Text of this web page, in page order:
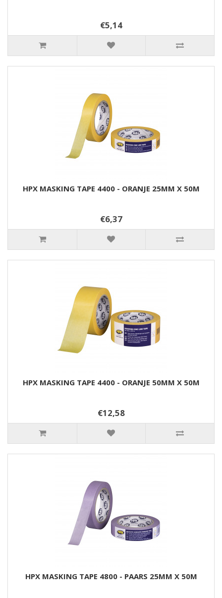
€5,14
HPX MASKING TAPE 4400 - ORANJE 25MM X 50M
€6,37
HPX MASKING TAPE 4400 - ORANJE 50MM X 50M
€12,58
HPX MASKING TAPE 4800 - PAARS 25MM X 50M